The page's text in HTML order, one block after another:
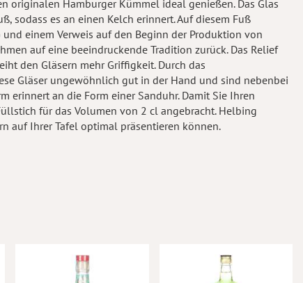
originalen Hamburger Kümmel ideal genießen. Das Glas
sodass es an einen Kelch erinnert. Auf diesem Fuß
einem Verweis auf den Beginn der Produktion von
auf eine beeindruckende Tradition zurück. Das Relief
den Gläsern mehr Griffigkeit. Durch das
Gläser ungewöhnlich gut in der Hand und sind nebenbei
erinnert an die Form einer Sanduhr. Damit Sie Ihren
für das Volumen von 2 cl angebracht. Helbing
auf Ihrer Tafel optimal präsentieren können.